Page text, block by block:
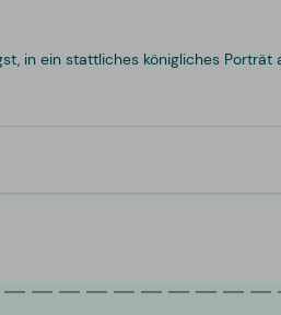
in ein stattliches königliches Porträt